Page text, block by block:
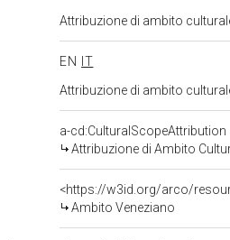
Attribuzione di ambito
EN
IT
Attribuzione di ambito
a-cd:CulturalScopeAttribution
Attribuzione di Ambito
<https://w3id.org/arco/
Ambito Veneziano